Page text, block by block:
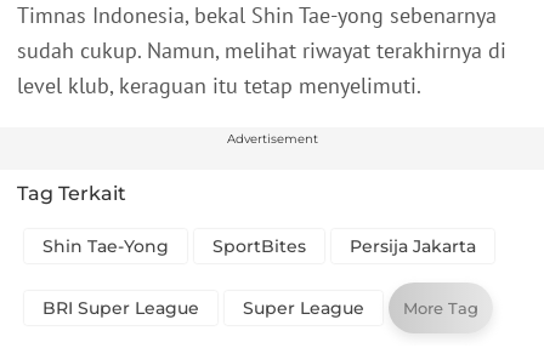
Timnas Indonesia, bekal Shin Tae-yong sebenarnya
sudah cukup. Namun, melihat riwayat terakhirnya di
level klub, keraguan itu tetap menyelimuti.
Advertisement
Tag Terkait
Shin Tae-Yong SportBites Persija Jakarta
BRI Super League Super League More Tag